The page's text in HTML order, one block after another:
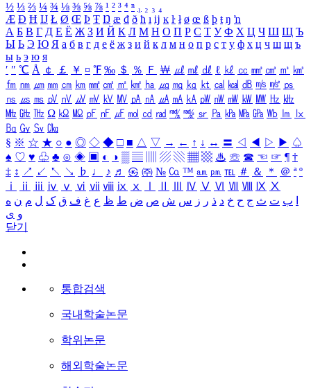
½ ⅓ ⅔ ¼ ¾ ⅛ ⅜ ⅝ ⅞ ¹ ² ³ ⁴ ⁿ ₁ ₂ ₃ ₄
Æ Ð Ħ Ĳ Ł Ø Œ Þ Ŧ Ŋ æ đ ð ħ ı ĳ ĸ ŀ ł ø œ ß þ ŧ ŋ ŉ
А Б В Г Д Е Ё Ж З И Й К Л М Н О П Р С Т У Ф Х Ц Ч Ш Щ Ъ
Ы Ь Э Ю Я а б в г д е ё ж з и й к л м н о п р с т у ф х ц ч ш щ ъ
ы ь э ю я
′ ″ ℃ Å ￠ ￡ ￥ ¤ ℉ ‰ ＄ ％ Ｆ ￦ ㎕ ㎖ ㎗ ℓ ㎘ ㏄ ㎣ ㎤ ㎥ ㎦
㎙ ㎚ ㎛ ㎜ ㎝ ㎞ ㎟ ㎠ ㎡ ㎢ ㏊ ㎍ ㎎ ㎏ ㏏ ㎈ ㎉ ㏈ ㎧ ㎨ ㎰
㎱ ㎲ ㎳ ㎴ ㎵ ㎶ ㎷ ㎸ ㎹ ㎀ ㎁ ㎂ ㎃ ㎄ ㎺ ㎻ ㎽ ㎾ ㎿ ㎐ ㎑
㎒ ㎓ ㎔ Ω ㏀ ㏁ ㎊ ㎋ ㎌ ㏖ ㏅ ㎭ ㎮ ㎯ ㏛ ㎩ ㎪ ㎫ ㎬ ㏝ ㏐
㏓
㏃ ㏉ ㏜ ㏆
§ ※ ☆ ★ ○ ● ◎ ◇ ◆ □ ■ △ ▽ → ← ↑ ↓ ↔ 〓 ◁ ◀ ▷ ▶ ♤
♠ ♡ ♥ ♧ ♣ ⊙ ◈ ▣ ◐ ◑ ▒ ▤ ▨ ▧ ▦ ▩ ♨ ☏ ☎ ☜ ☞ ¶ †
‡ ↕ ↗ ↙ ↖ ↘ ♭ ♩ ♪ ♬ ㉿ ㈜ № ㏇ ™ ㏂ ㏘ ℡ ＃ ＆ ＊ ＠ ª º
ⅰ
ⅱ ⅲ ⅳ ⅴ ⅵ ⅶ ⅷ ⅸ ⅹ Ⅳ Ⅴ Ⅵ Ⅶ Ⅷ Ⅸ Ⅹ
ب ت ث ج ح خ د ذ ر ز س ش ص ض ط ظ ع غ ف ق ک ل م ن ه
و ی
닫기
통합검색
국내학술논문
학위논문
해외학술논문